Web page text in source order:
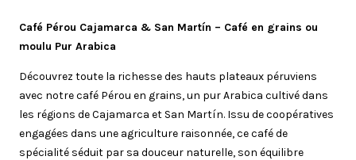
Café Pérou Cajamarca & San Martín – Café en grains ou
moulu Pur Arabica
Découvrez toute la richesse des hauts plateaux péruviens
avec notre café Pérou en grains, un pur Arabica cultivé dans
les régions de Cajamarca et San Martín. Issu de coopératives
engagées dans une agriculture raisonnée, ce café de
spécialité séduit par sa douceur naturelle, son équilibre